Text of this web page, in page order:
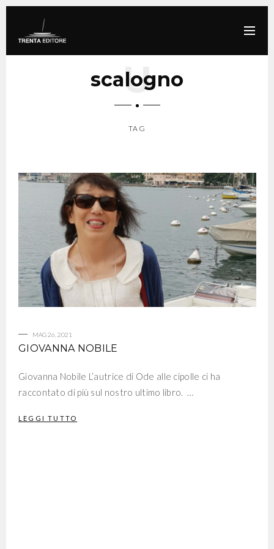
scalogno
TAG
MAG 26, 2021
GIOVANNA NOBILE
Giovanna Nobile L’autrice di Ode alle cipolle ci ha
raccontato di più sul nostro ultimo libro. …
LEGGI TUTTO